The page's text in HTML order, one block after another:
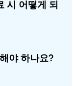
시 어떻게 되
야 하나요?